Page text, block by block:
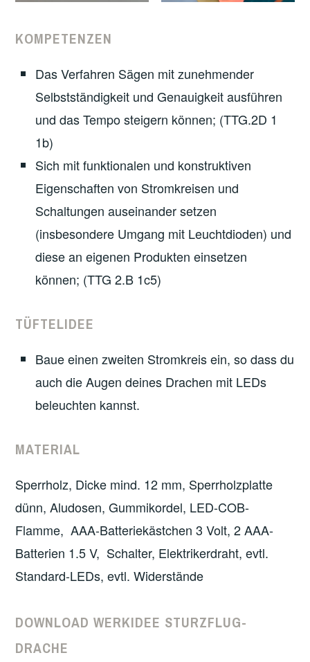
KOMPETENZEN
Das Verfahren Sägen mit zunehmender
Selbstständigkeit und Genauigkeit ausführen
und das Tempo steigern können; (TTG.2D 1
1b)
Sich mit funktionalen und konstruktiven
Eigenschaften von Stromkreisen und
Schaltungen auseinander setzen
(insbesondere Umgang mit Leuchtdioden) und
diese an eigenen Produkten einsetzen
können; (TTG 2.B 1c5)
TÜFTELIDEE
Baue einen zweiten Stromkreis ein, so dass du
auch die Augen deines Drachen mit LEDs
beleuchten kannst.
MATERIAL
Sperrholz, Dicke mind. 12 mm, Sperrholzplatte
dünn, Aludosen, Gummikordel, LED-COB-
Flamme, AAA-Batteriekästchen 3 Volt, 2 AAA-
Batterien 1.5 V, Schalter, Elektrikerdraht, evtl.
Standard-LEDs, evtl. Widerstände
DOWNLOAD WERKIDEE STURZFLUG-
DRACHE